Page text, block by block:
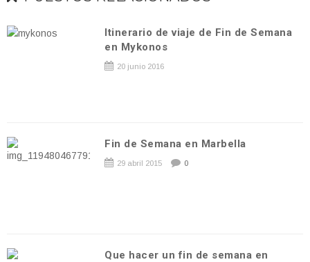
Itinerario de viaje de Fin de Semana
en Mykonos
20 junio 2016
Fin de Semana en Marbella
29 abril 2015 0
Que hacer un fin de semana en